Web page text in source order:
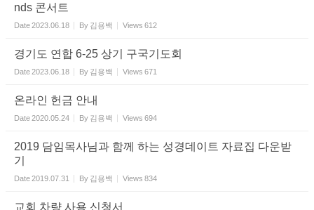
nds 콘서트
Date2023.06.18 By 김용백 Views 612
경기도 연합 6-25 상기 구국기도회
Date2023.06.18 By 김용백 Views 671
온라인 헌금 안내
Date2020.05.24 By 김용백 Views 694
2019 담임목사님과 함께 하는 성경데이트 자료집 다운받
기
Date2019.07.31 By 김용백 Views 834
교회 차량 사용 신청서